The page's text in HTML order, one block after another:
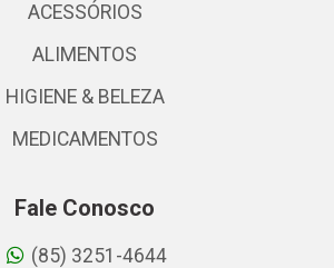
ACESSÓRIOS
ALIMENTOS
HIGIENE & BELEZA
MEDICAMENTOS
Fale Conosco
(85) 3251-4644